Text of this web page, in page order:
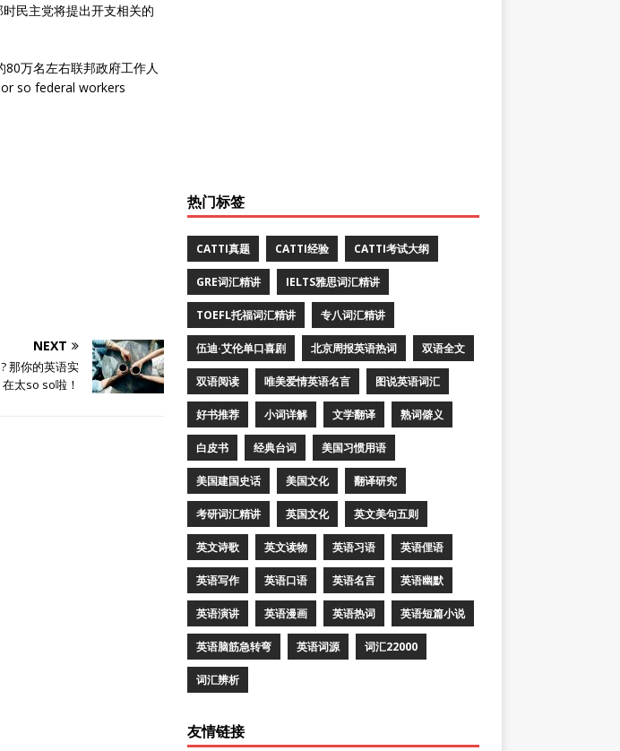
民主党将提出开支相关的
万名左右联邦政府工作人
so federal workers
NEXT
那你的英语实
在太so so啦！
热门标签
CATTI真题 CATTI经验 CATTI考试大纲
GRE词汇精讲 IELTS雅思词汇精讲
TOEFL托福词汇精讲 专八词汇精讲
伍迪·艾伦单口喜剧 北京周报英语热词 双语全文
双语阅读 唯美爱情英语名言 图说英语词汇
好书推荐 小词详解 文学翻译 熟词僻义
白皮书 经典台词 美国习惯用语
美国建国史话 美国文化 翻译研究
考研词汇精讲 英国文化 英文美句五则
英文诗歌 英文读物 英语习语 英语俚语
英语写作 英语口语 英语名言 英语幽默
英语演讲 英语漫画 英语热词 英语短篇小说
英语脑筋急转弯 英语词源 词汇22000
词汇辨析
友情链接